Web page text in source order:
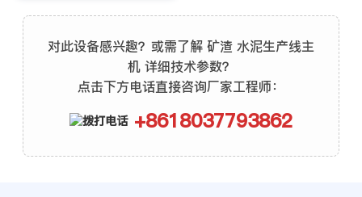
对此设备感兴趣？或需了解 矿渣 水泥生产线主
机 详细技术参数？
点击下方电话直接咨询厂家工程师：
+8618037793862